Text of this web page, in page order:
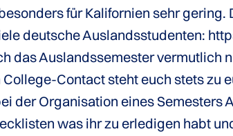
für Kalifornien sehr gering.
deutsche Auslandsstudenten:
das Auslandssemester vermutlich
Contact steht euch stets zu
der Organisation eines Semesters
was ihr zu erledigen habt